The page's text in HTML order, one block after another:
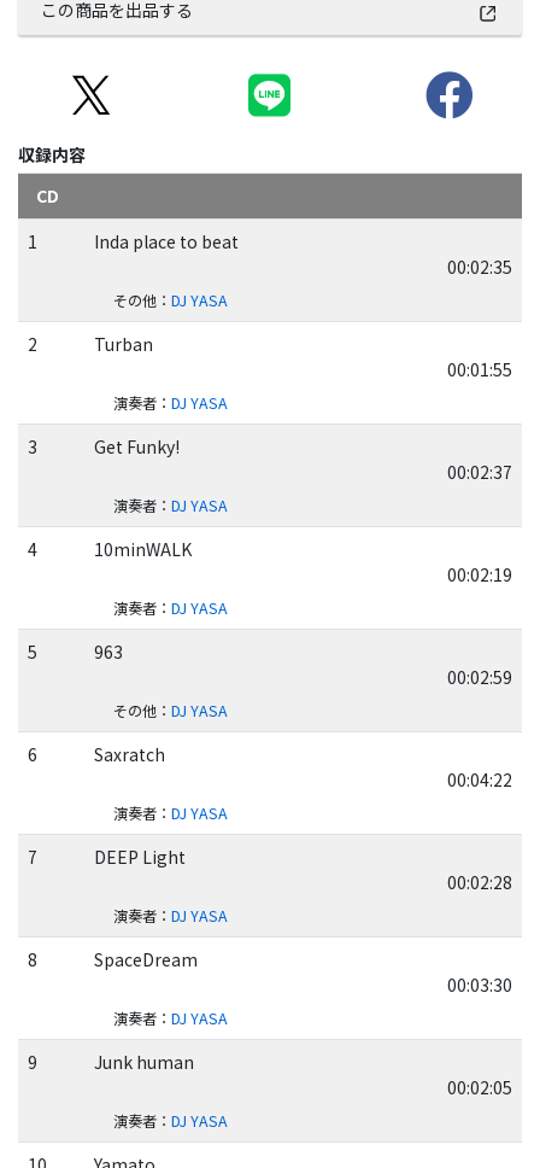
この商品を出品する
収録内容
CD
1
Inda place to beat
00:02:35
その他： DJ YASA
2
Turban
00:01:55
演奏者： DJ YASA
3
Get Funky!
00:02:37
演奏者： DJ YASA
4
10minWALK
00:02:19
演奏者： DJ YASA
5
963
00:02:59
その他： DJ YASA
6
Saxratch
00:04:22
演奏者： DJ YASA
7
DEEP Light
00:02:28
演奏者： DJ YASA
8
SpaceDream
00:03:30
演奏者： DJ YASA
9
Junk human
00:02:05
演奏者： DJ YASA